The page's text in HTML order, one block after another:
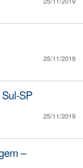
25/11/2019
SP
25/11/2019
–